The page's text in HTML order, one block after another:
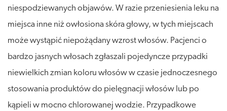
niespodziewanych objawów. W razie przeniesienia leku na
miejsca inne niż owłosiona skóra głowy, w tych miejscach
może wystąpić niepożądany wzrost włosów. Pacjenci o
bardzo jasnych włosach zgłaszali pojedyncze przypadki
niewielkich zmian koloru włosów w czasie jednoczesnego
stosowania produktów do pielęgnacji włosów lub po
kąpieli w mocno chlorowanej wodzie. Przypadkowe